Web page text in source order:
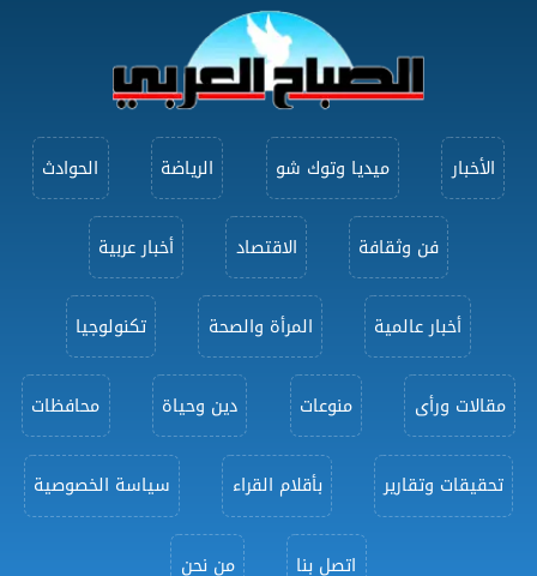
الأخبار ميديا وتوك شو الرياضة الحوادث
فن وثقافة الاقتصاد أخبار عربية
أخبار عالمية المرأة والصحة تكنولوجيا
مقالات ورأى منوعات دين وحياة محافظات
تحقيقات وتقارير بأقلام القراء سياسة الخصوصية
اتصل بنا من نحن